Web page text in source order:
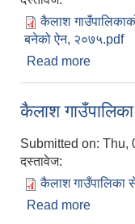
कैलाश
बनेको ऐन, २०७५.pdf
Read more
कैलाश
Submitted on: Thu,
दस्तावेज:
कैलाश गाउँपालिका
Read more